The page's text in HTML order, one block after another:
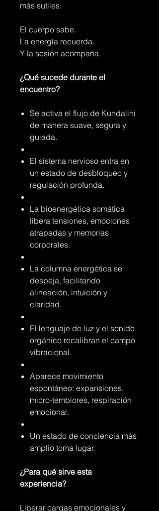
más sutiles.
El cuerpo sabe.
La energía recuerda.
Y la sesión acompaña.
¿Qué sucede durante el
encuentro?
Se activa el flujo de Kundalini
de manera suave, segura y
guiada.
El sistema nervioso entra en
un estado de desbloqueo y
regulación profunda.
La bioenergética somática
libera tensiones, emociones
atrapadas y memorias
corporales.
La columna energética se
despeja, facilitando
alineación, intuición y
claridad.
El lenguaje de luz y el sonido
orgánico recalibran el campo
vibracional.
Aparece movimiento
espontáneo: expansiones,
micro-temblores, respiración
emocional.
Un estado de conciencia más
amplio toma lugar.
¿Para qué sirve esta
experiencia?
Liberar cargas emocionales y